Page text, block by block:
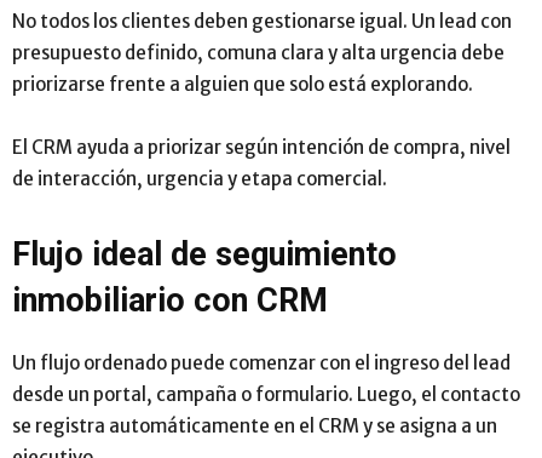
No todos los clientes deben gestionarse igual. Un lead con
presupuesto definido, comuna clara y alta urgencia debe
priorizarse frente a alguien que solo está explorando.
El CRM ayuda a priorizar según intención de compra, nivel
de interacción, urgencia y etapa comercial.
Flujo ideal de seguimiento
inmobiliario con CRM
Un flujo ordenado puede comenzar con el ingreso del lead
desde un portal, campaña o formulario. Luego, el contacto
se registra automáticamente en el CRM y se asigna a un